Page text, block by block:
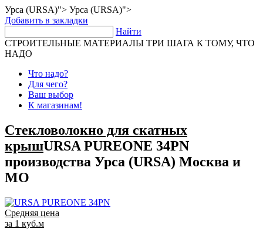
Урса (URSA)"> Урса (URSA)">
Добавить в закладки
Найти
СТРОИТЕЛЬНЫЕ МАТЕРИАЛЫ ТРИ ШАГА К ТОМУ, ЧТО
НАДО
Что надо?
Для чего?
Ваш выбор
К магазинам!
Стекловолокно для скатных
крышURSA PUREONE 34PN
производства Урса (URSA) Москва и
МО
Средняя цена
за 1 куб.м